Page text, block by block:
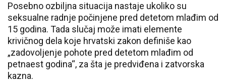
Posebno ozbiljna situacija nastaje ukoliko su
seksualne radnje počinjene pred detetom mlađim od
15 godina. Tada slučaj može imati elemente
krivičnog dela koje hrvatski zakon definiše kao
„zadovoljenje pohote pred detetom mlađim od
petnaest godina“, za šta je predviđena i zatvorska
kazna.